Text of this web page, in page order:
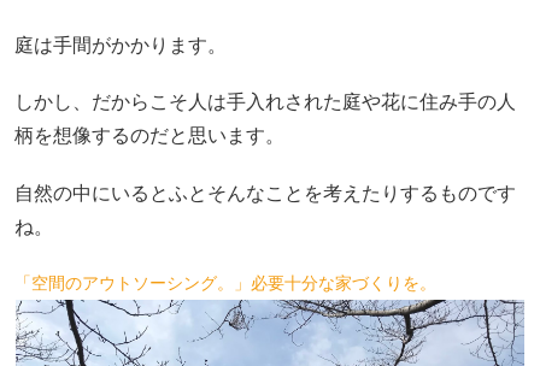
庭は手間がかかります。
しかし、だからこそ人は手入れされた庭や花に住み手の人
柄を想像するのだと思います。
自然の中にいるとふとそんなことを考えたりするものです
ね。
「空間のアウトソーシング。」必要十分な家づくりを。